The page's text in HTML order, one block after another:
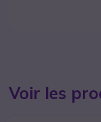
Voir les